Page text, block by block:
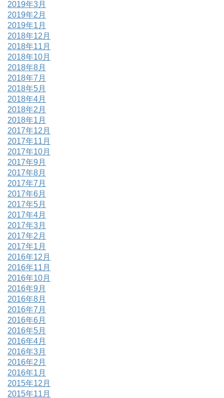
2019年3月
2019年2月
2019年1月
2018年12月
2018年11月
2018年10月
2018年8月
2018年7月
2018年5月
2018年4月
2018年2月
2018年1月
2017年12月
2017年11月
2017年10月
2017年9月
2017年8月
2017年7月
2017年6月
2017年5月
2017年4月
2017年3月
2017年2月
2017年1月
2016年12月
2016年11月
2016年10月
2016年9月
2016年8月
2016年7月
2016年6月
2016年5月
2016年4月
2016年3月
2016年2月
2016年1月
2015年12月
2015年11月